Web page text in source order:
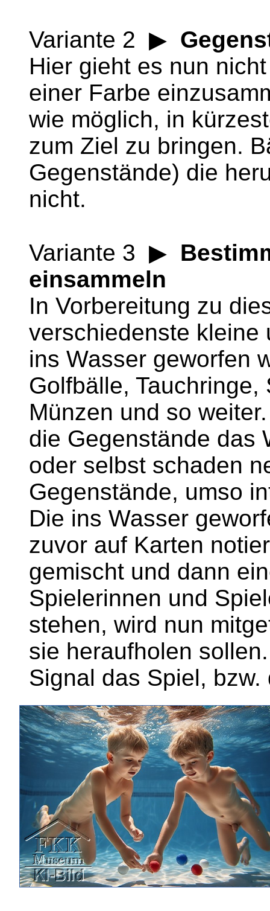
Variante 2 ▶
Hier gieht es nun
einer Farbe
wie möglich, in
zum Ziel zu bringen.
Gegenstände) die
nicht.
Variante 3 ▶
einsammeln
In Vorbereitung zu
verschiedenste kleine
ins Wasser geworfen
Golfbälle,
Münzen und so
die Gegenstände das
oder selbst schaden
Gegenstände, umso
Die ins Wasser
zuvor auf Karten
gemischt und dann
Spielerinnen und
stehen, wird nun
sie heraufholen
Signal das Spiel,